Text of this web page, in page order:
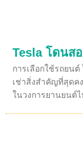
Tesla โดนส
การเลือกใช้รถยน
เช่าสิ่งสำคัญที่สุดค
ในวงการยานยนต์